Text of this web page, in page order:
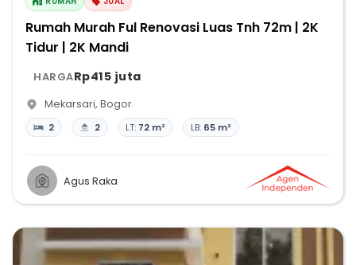
Rumah Murah Ful Renovasi Luas Tnh 72m | 2K
Tidur | 2K Mandi
HARGARp415 juta
Mekarsari, Bogor
2 2 LT: 72 m² LB: 65 m²
Agus Raka